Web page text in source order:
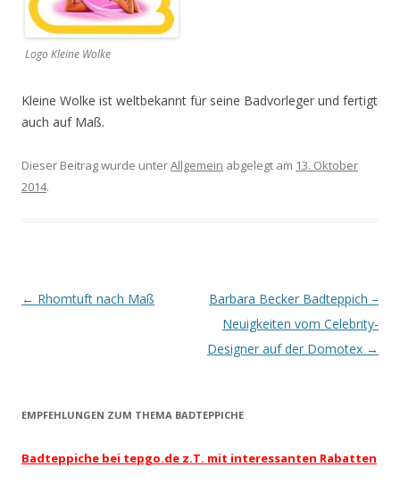
Logo Kleine Wolke
Kleine Wolke ist weltbekannt für seine Badvorleger und fertigt
auch auf Maß.
Dieser Beitrag wurde unterAllgemein abgelegt am 13. Oktober
2014.
Artikel-Navigation
← Rhomtuft nach Maß
Barbara Becker Badteppich –
Neuigkeiten vom Celebrity-
Designer auf der Domotex →
EMPFEHLUNGEN ZUM THEMA BADTEPPICHE
Badteppiche bei tepgo.de z.T. mit interessanten Rabatten